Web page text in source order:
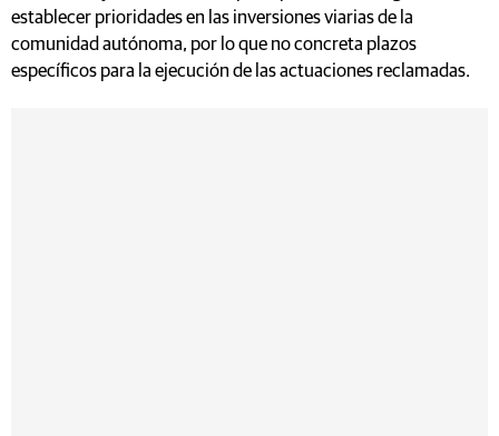
establecer prioridades en las inversiones viarias de la
comunidad autónoma, por lo que no concreta plazos
específicos para la ejecución de las actuaciones reclamadas.